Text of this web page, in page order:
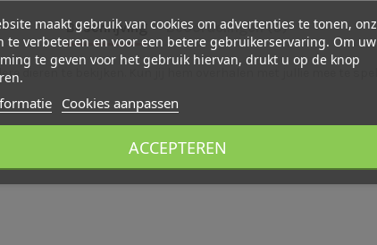
Beschrijving Beoordelingen (0)
dieren te bekijken. Kun jij hem overhalen met jullie mee te
maakt gebruik van cookies om advertenties te tonen,
te verbeteren en voor een betere gebruikerservaring. Om uw
te geven voor het gebruik hiervan, drukt u op de knop
Cookies aanpassen
ACCEPTEREN